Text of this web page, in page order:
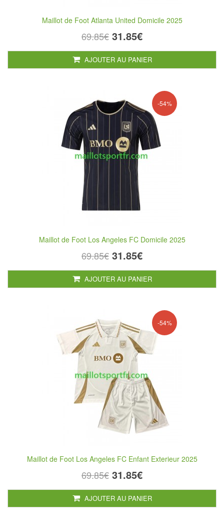
Maillot de Foot Atlanta United Domicile 2025
69.85€ 31.85€
AJOUTER AU PANIER
-54%
Maillot de Foot Los Angeles FC Domicile 2025
69.85€ 31.85€
AJOUTER AU PANIER
-54%
Maillot de Foot Los Angeles FC Enfant Exterieur 2025
69.85€ 31.85€
AJOUTER AU PANIER